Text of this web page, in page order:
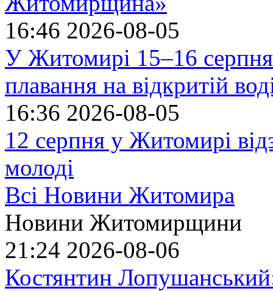
16:46 2026-08-05
У Житомирі 15–16 серпня
плавання на відкритій
16:36 2026-08-05
12 серпня у Житомирі
молоді
Всі Новини Житомира
Новини Житомирщини
21:24 2026-08-06
Костянтин